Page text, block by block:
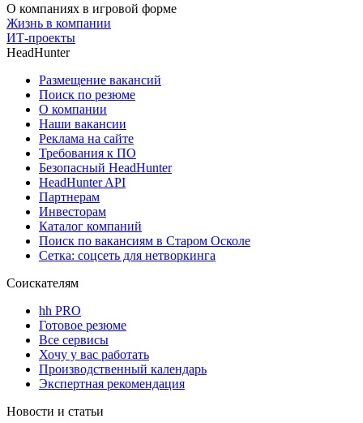
О компаниях в игровой форме
Жизнь в компании
ИТ-проекты
HeadHunter
Размещение вакансий
Поиск по резюме
О компании
Наши вакансии
Реклама на сайте
Требования к ПО
Безопасный HeadHunter
HeadHunter API
Партнерам
Инвесторам
Каталог компаний
Поиск по вакансиям в Старом Осколе
Сетка: соцсеть для нетворкинга
Соискателям
hh PRO
Готовое резюме
Все сервисы
Хочу у вас работать
Производственный календарь
Экспертная рекомендация
Новости и статьи